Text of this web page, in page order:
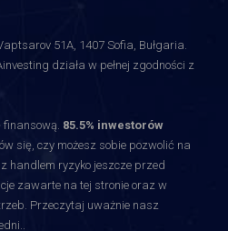
51A, 1407 Sofia, Bułgaria.
działa w pełnej zgodności z
finansową. 85.5% inwestorów
się, czy możesz sobie pozwolić na
handlem ryzyko jeszcze przed
zawarte na tej stronie oraz w
Przeczytaj uważnie nasz
.